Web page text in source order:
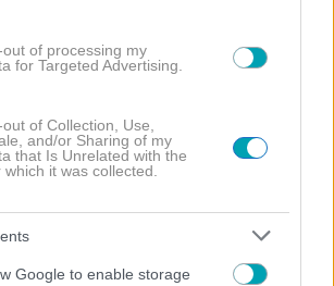
of processing my
for Targeted Advertising.
of Collection, Use,
and/or Sharing of my
that Is Unrelated with the
it was collected.
Google to enable storage